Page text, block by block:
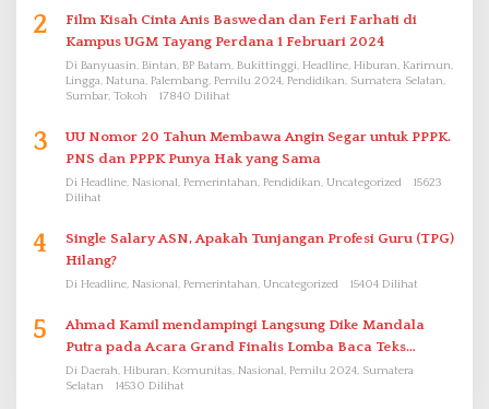
2
Film Kisah Cinta Anis Baswedan dan Feri Farhati di
Kampus UGM Tayang Perdana 1 Februari 2024
Di Banyuasin, Bintan, BP Batam, Bukittinggi, Headline, Hiburan, Karimun,
Lingga, Natuna, Palembang, Pemilu 2024, Pendidikan, Sumatera Selatan,
Sumbar, Tokoh
17840 Dilihat
3
UU Nomor 20 Tahun Membawa Angin Segar untuk PPPK.
PNS dan PPPK Punya Hak yang Sama
Di Headline, Nasional, Pemerintahan, Pendidikan, Uncategorized
15623
Dilihat
4
Single Salary ASN, Apakah Tunjangan Profesi Guru (TPG)
Hilang?
Di Headline, Nasional, Pemerintahan, Uncategorized 15404 Dilihat
5
Ahmad Kamil mendampingi Langsung Dike Mandala
Putra pada Acara Grand Finalis Lomba Baca Teks
Proklamasi Mirip Bung Karno di Bali
Di Daerah, Hiburan, Komunitas, Nasional, Pemilu 2024, Sumatera
Selatan
14530 Dilihat